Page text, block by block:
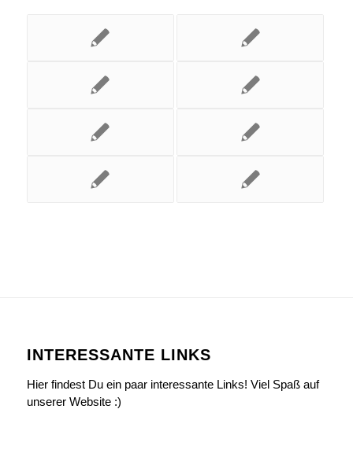
INTERESSANTE LINKS
Hier findest Du ein paar interessante Links! Viel Spaß auf
unserer Website :)